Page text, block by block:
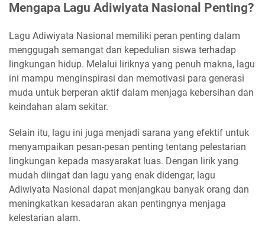
Mengapa Lagu Adiwiyata Nasional Penting?
Lagu Adiwiyata Nasional memiliki peran penting dalam
menggugah semangat dan kepedulian siswa terhadap
lingkungan hidup. Melalui liriknya yang penuh makna, lagu
ini mampu menginspirasi dan memotivasi para generasi
muda untuk berperan aktif dalam menjaga kebersihan dan
keindahan alam sekitar.
Selain itu, lagu ini juga menjadi sarana yang efektif untuk
menyampaikan pesan-pesan penting tentang pelestarian
lingkungan kepada masyarakat luas. Dengan lirik yang
mudah diingat dan lagu yang enak didengar, lagu
Adiwiyata Nasional dapat menjangkau banyak orang dan
meningkatkan kesadaran akan pentingnya menjaga
kelestarian alam.